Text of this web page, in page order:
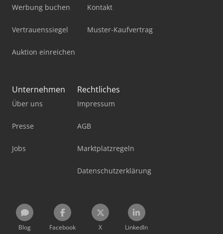
Werbung buchen
Vertrauenssiegel
Auktion einreichen
Kontakt
Muster-Kaufvertrag
Unternehmen
Über uns
Presse
Jobs
Rechtliches
Impressum
AGB
Marktplatzregeln
Datenschutzerklärung
Blog Facebook X LinkedIn